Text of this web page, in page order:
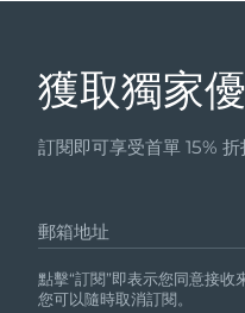
獲取獨家
訂閱即可享受首單 15% 折
郵箱地址
點擊“訂閱”即表示您同意接
您可以隨時取消訂閱。